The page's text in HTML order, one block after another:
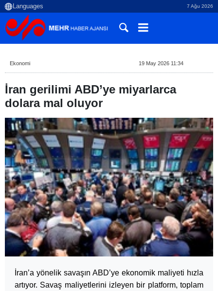
7 Ağu 2026
Ekonomi 19 May 2026 11:34
İran gerilimi ABD’ye miyarlarca
dolara mal oluyor
İran’a yönelik savaşın ABD’ye ekonomik maliyeti hızla
artıyor. Savaş maliyetlerini izleyen bir platform, toplam